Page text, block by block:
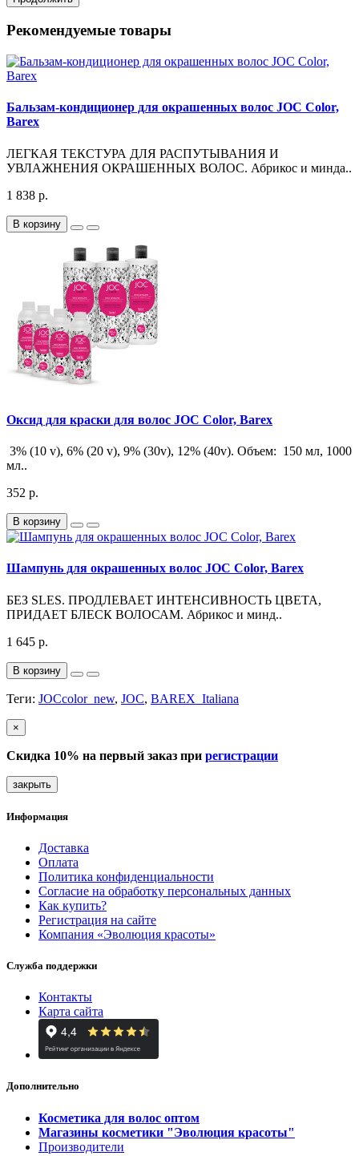
Рекомендуемые товары
Бальзам-кондиционер для окрашенных волос JOC Color,
Barex
ЛЕГКАЯ ТЕКСТУРА ДЛЯ РАСПУТЫВАНИЯ И
УВЛАЖНЕНИЯ ОКРАШЕННЫХ ВОЛОС. Абрикос и минда..
1 838 р.
В корзину
Оксид для краски для волос JOC Color, Barex
3% (10 v), 6% (20 v), 9% (30v), 12% (40v). Объем: 150 мл, 1000
мл..
352 р.
В корзину
Шампунь для окрашенных волос JOC Color, Barex
БЕЗ SLES. ПРОДЛЕВАЕТ ИНТЕНСИВНОСТЬ ЦВЕТА,
ПРИДАЕТ БЛЕСК ВОЛОСАМ. Абрикос и минд..
1 645 р.
В корзину
Теги: JOCcolor_new, JOC, BAREX_Italiana
×
Скидка 10% на первый заказ при регистрации
закрыть
Информация
Доставка
Оплата
Политика конфиденциальности
Согласие на обработку персональных данных
Как купить?
Регистрация на сайте
Компания «Эволюция красоты»
Служба поддержки
Контакты
Карта сайта
Дополнительно
Косметика для волос оптом
Магазины косметики "Эволюция красоты"
Производители